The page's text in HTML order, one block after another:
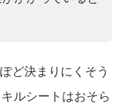
ど決まりにくそう
ルシートはおそら